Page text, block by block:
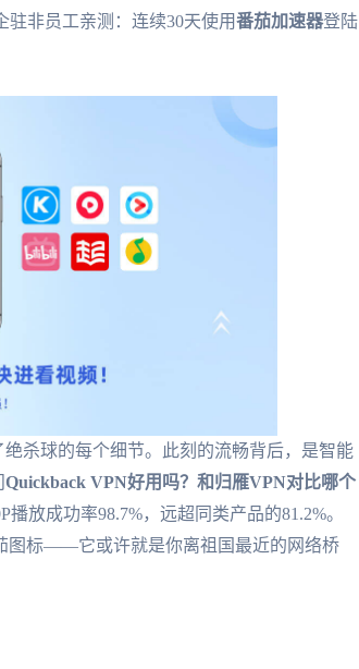
非员工亲测：连续30天使用番茄加速器登陆
杀球的每个细节。此刻的流畅背后，是智能
Quickback VPN好用吗？和归雁VPN对比哪个
播放成功率98.7%，远超同类产品的81.2%。
图标——它或许就是你离祖国最近的网络桥